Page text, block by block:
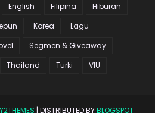
English Filipina
Hiburan
Korea
Lagu
Segmen & Giveaway
Thailand Turki VIU
| DISTRIBUTED BYBLOGSPOT